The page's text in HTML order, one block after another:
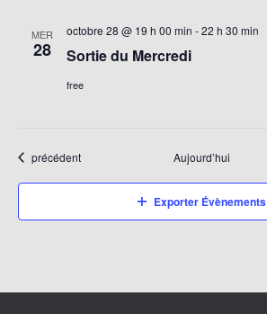
MER
28
octobre 28 @ 19 h 00 min -22 h 30 min
Sortie du Mercredi
free
Évènements
précédent Aujourd’hui
Exporter Évènements